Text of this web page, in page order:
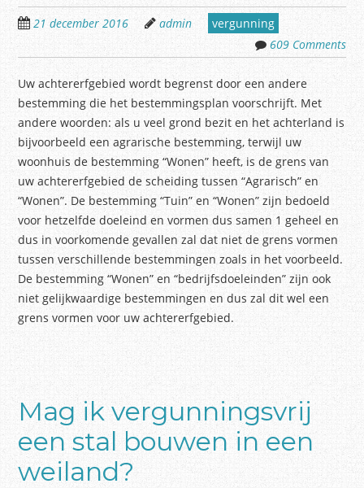
21 december 2016 admin
vergunning
609 Comments
Uw achtererfgebied wordt begrenst door een andere
bestemming die het bestemmingsplan voorschrijft. Met
andere woorden: als u veel grond bezit en het achterland is
bijvoorbeeld een agrarische bestemming, terwijl uw
woonhuis de bestemming “Wonen” heeft, is de grens van
uw achtererfgebied de scheiding tussen “Agrarisch” en
“Wonen”. De bestemming “Tuin” en “Wonen” zijn bedoeld
voor hetzelfde doeleind en vormen dus samen 1 geheel en
dus in voorkomende gevallen zal dat niet de grens vormen
tussen verschillende bestemmingen zoals in het voorbeeld.
De bestemming “Wonen” en “bedrijfsdoeleinden” zijn ook
niet gelijkwaardige bestemmingen en dus zal dit wel een
grens vormen voor uw achtererfgebied.
Mag ik vergunningsvrij
een stal bouwen in een
weiland?